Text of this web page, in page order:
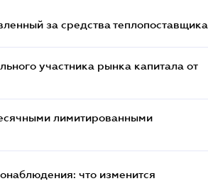
за средства теплопоставщика
участника рынка капитала от
лимитированными
что изменится